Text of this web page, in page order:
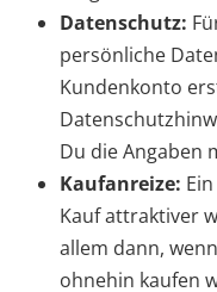
Datenschutz:
persönliche
Kundenkonto
Du die Angaben
Kaufanreize:
Kauf attraktiver
allem dann,
ohnehin kaufen